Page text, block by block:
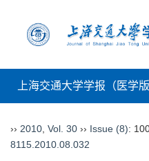
上海交通大学学报（医学版
›› 2010 Vol. 30 ›› Issue (8):
8115.2010.08.032